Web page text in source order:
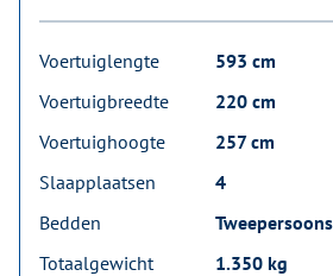
Voertuiglengte
593 cm
Voertuigbreedte
220 cm
Voertuighoogte
257 cm
Slaapplaatsen
4
Bedden
Totaalgewicht
1.350 kg